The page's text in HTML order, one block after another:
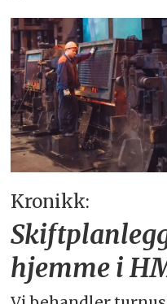
Kronikk:
hjemme i